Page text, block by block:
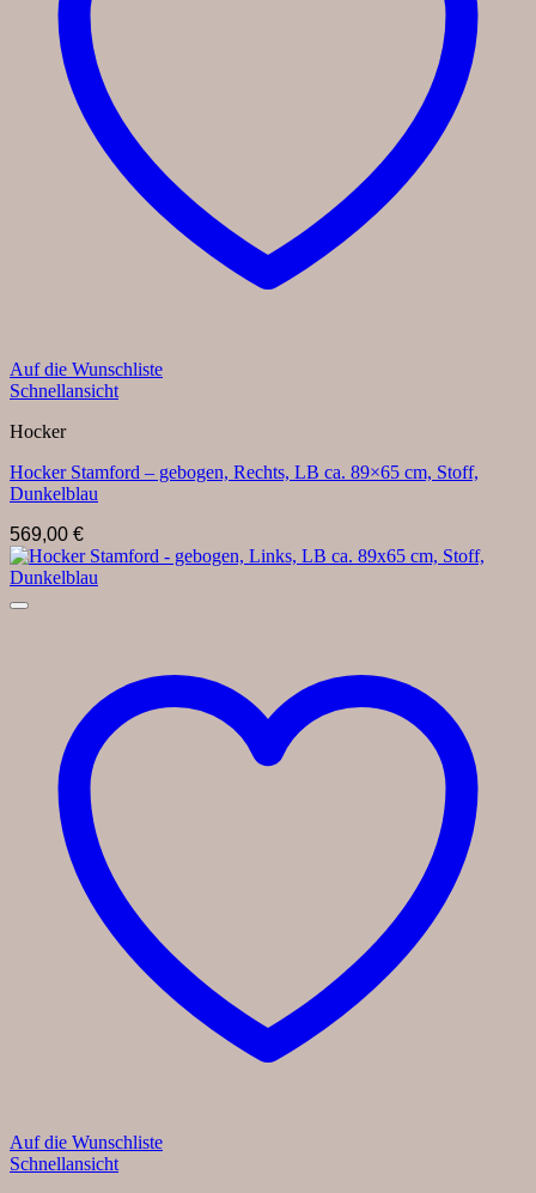
Auf die Wunschliste
Schnellansicht
Hocker
Hocker Stamford – gebogen, Rechts, LB ca. 89×65 cm, Stoff,
Dunkelblau
569,00 €
Auf die Wunschliste
Schnellansicht